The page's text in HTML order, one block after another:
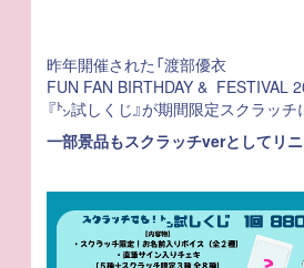
昨年開催された「渡部優衣
FUN FAN BIRTHDAY & FESTIVAL
『㌧試しくじ』が期間限定スクラッチ
一部景品もスクラッチverとしてリニ